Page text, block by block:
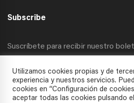
Subscribe
Suscríbete para recibir nuestro
Utilizamos cookies propias y de
experiencia y nuestros servicios.
cookies en “Configuración de
aceptar todas las cookies pulsando